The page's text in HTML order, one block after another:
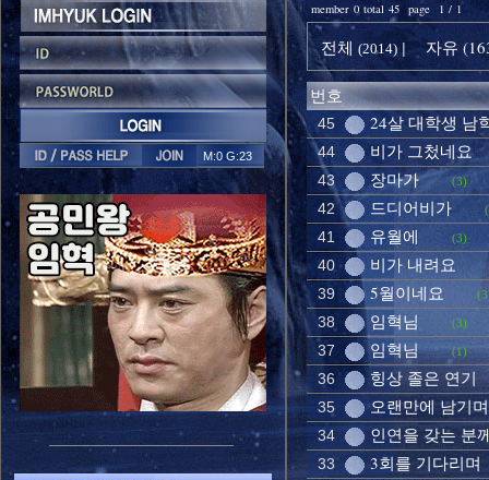
M:0 G:23
member 0 total 45 page 1 / 1
전체 (2014) | 자유
번호
45 24살 대학생 남
44 비가 그첬네요
43 장마가 (3)
42 드디어비가
41 유월에 (3)
40 비가 내려요
39 5월이네요
38 임혁님 (3)
37 임혁님 (1)
36 힝상 졸은 연기
35 오랜만에 남기
34 인연을 갖는 분
33 3회를 기다리며